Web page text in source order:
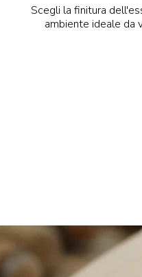
Scegli la finitura
ambiente ideale da